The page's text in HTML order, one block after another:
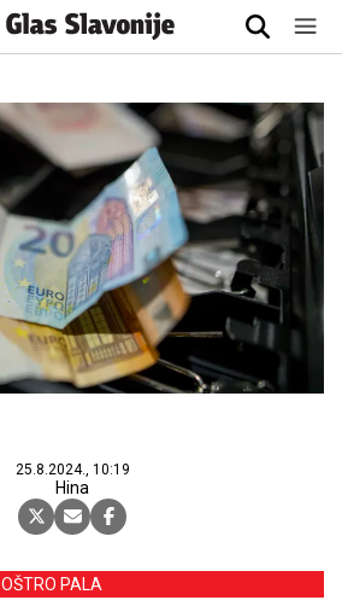
25.8.2024., 10:19
Hina
PALA